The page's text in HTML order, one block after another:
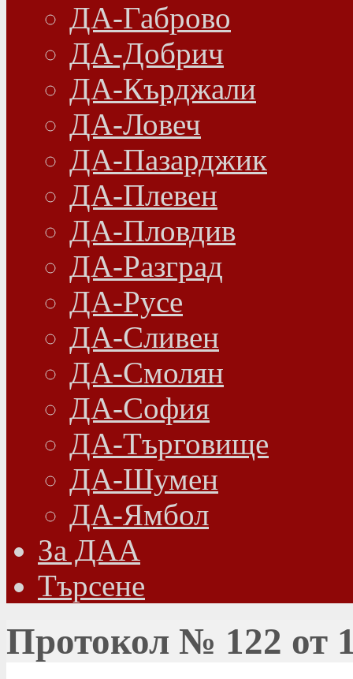
ДА-Габрово
ДА-Добрич
ДА-Кърджали
ДА-Ловеч
ДА-Пазарджик
ДА-Плевен
ДА-Пловдив
ДА-Разград
ДА-Русе
ДА-Сливен
ДА-Смолян
ДА-София
ДА-Търговище
ДА-Шумен
ДА-Ямбол
Зa ДАА
Търсене
Протокол № 122 от